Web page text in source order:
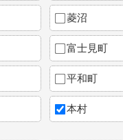
菱沼
富士見町
平和町
本村